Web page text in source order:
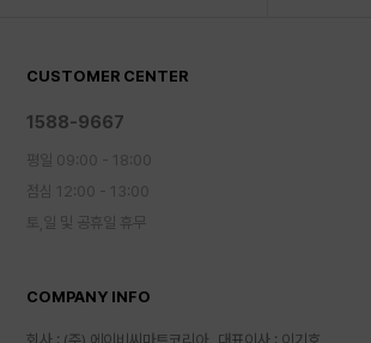
CUSTOMER CENTER
1588-9667
평일 09:00 - 18:00
점심 12:00 - 13:00
토,일 및 공휴일 휴무
COMPANY INFO